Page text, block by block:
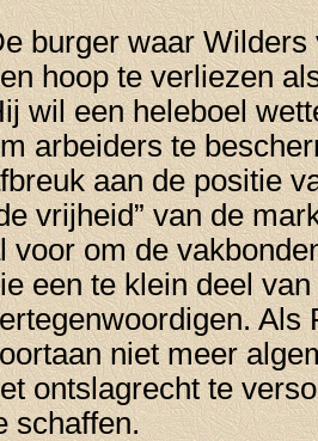
burger waar Wilders
hoop te verliezen
wil een heleboel
arbeiders te
aan de positie
vrijheid” van de
voor om de
een te klein deel
Als
niet meer
ontslagrecht te
schaffen.